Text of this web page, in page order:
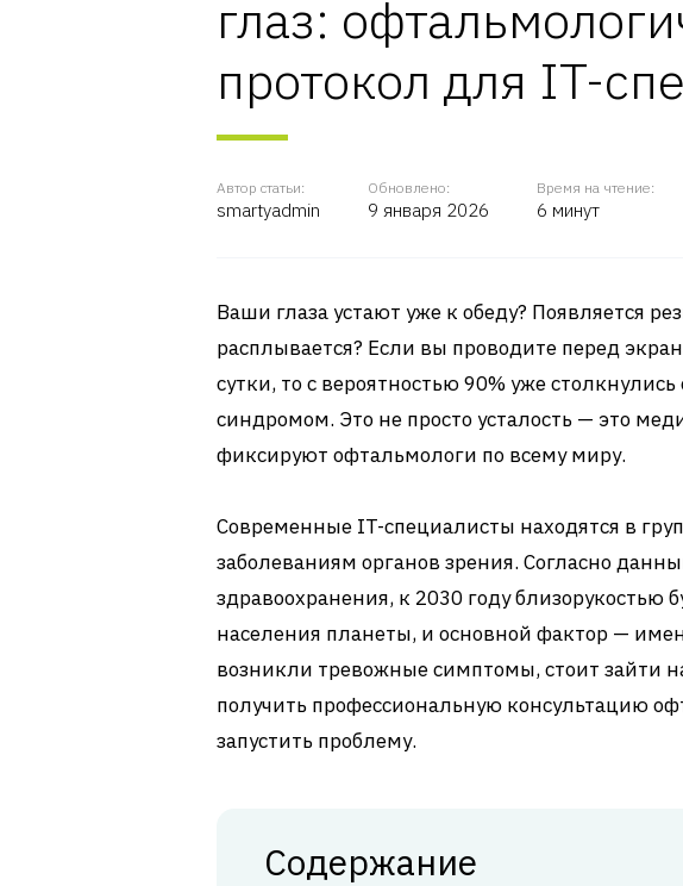
глаз:
протокол для IT-
Автор статьи:
smartyadmin
Обновлено:
9 января 2026
Время на чтение:
6 минут
Ваши глаза устают уже к обеду? Появляется
расплывается? Если вы проводите перед
сутки, то с вероятностью 90% уже
синдромом. Это не просто усталость — это
фиксируют офтальмологи по всему миру.
Современные IT-специалисты находятся в
заболеваниям органов зрения. Согласно
здравоохранения, к 2030 году близорукостью
населения планеты, и основной фактор —
возникли тревожные симптомы, стоит зайти
получить профессиональную консультацию
запустить проблему.
Содержание